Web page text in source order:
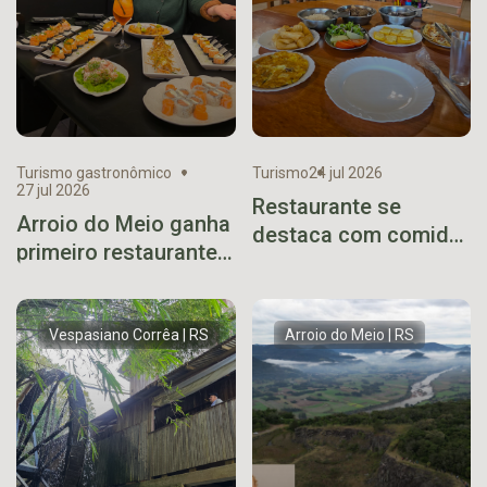
Turismo gastronômico
27 jul 2026
Arroio do Meio ganha
primeiro restaurante
sushi
Turismo24 jul 2026
Restaurante se
destaca com comida
Vespasiano Corrêa | RS Arroio do Meio | RS